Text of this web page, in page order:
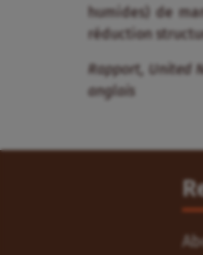
humides) de
réduction
Rapport, United
anglais